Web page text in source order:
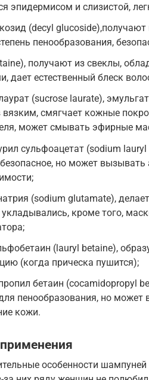
эпидермисом и слизистой,
(decyl
пенообразования,
получают из свеклы,
дает естественный блеск
(sucrose laurate),
вязким, смягчает кожные
может смывать эфирные
сульфоацетат (sodium
но может
(sodium glutamate),
кроме того,
(lauryl betaine),
(когда прическа пушится);
бетаин (cocamidopropyl
пенообразования, но может
кожи.
особенности